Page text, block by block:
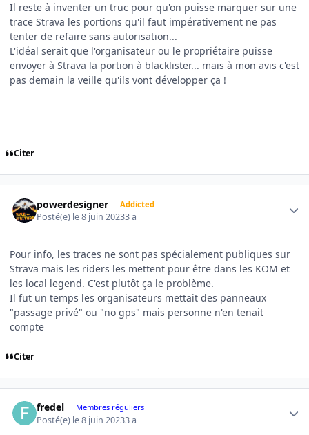
Il reste à inventer un truc pour qu'on puisse marquer sur une
trace Strava les portions qu'il faut impérativement ne pas
tenter de refaire sans autorisation...
L'idéal serait que l'organisateur ou le propriétaire puisse
envoyer à Strava la portion à blacklister... mais à mon avis c'est
pas demain la veille qu'ils vont développer ça !
Citer
powerdesigner Addicted
Posté(e) le 8 juin 20233 a
Pour info, les traces ne sont pas spécialement publiques sur
Strava mais les riders les mettent pour être dans les KOM et
les local legend. C'est plutôt ça le problème.
Il fut un temps les organisateurs mettait des panneaux
"passage privé" ou "no gps" mais personne n'en tenait
compte
Citer
fredel Membres réguliers
Posté(e) le 8 juin 20233 a